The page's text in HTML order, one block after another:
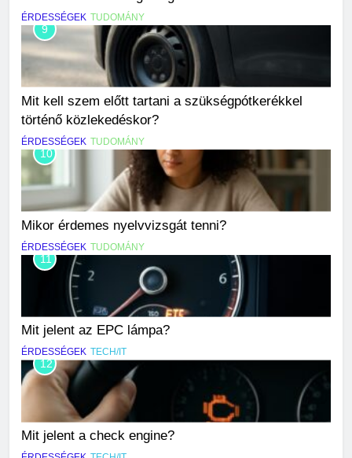
ÉRDESSÉGEK TUDOMÁNY
9
Mit kell szem előtt tartani a szükségpótkerékkel
történő közlekedéskor?
ÉRDESSÉGEK TUDOMÁNY
10
Mikor érdemes nyelvvizsgát tenni?
ÉRDESSÉGEK TUDOMÁNY
11
Mit jelent az EPC lámpa?
ÉRDESSÉGEK TECH/IT
12
Mit jelent a check engine?